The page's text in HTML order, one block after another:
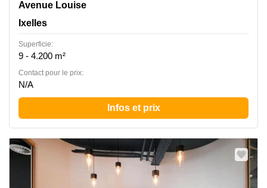
Avenue Louise 54, Ixelles
Avenue Louise
Ixelles
Superficie:
9 - 4.200 m²
Contact pour le prix:
N/A
Infos et prix